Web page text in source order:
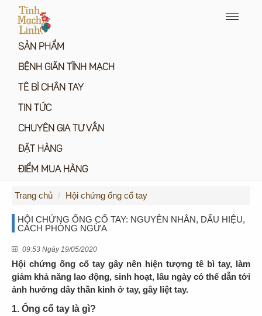
Menu
SẢN PHẨM
BỆNH GIÃN TĨNH MẠCH
TÊ BÌ CHÂN TAY
TIN TỨC
CHUYÊN GIA TƯ VẤN
ĐẶT HÀNG
ĐIỂM MUA HÀNG
Trang chủ Hội chứng ống cổ tay
HỘI CHỨNG ỐNG CỔ TAY: NGUYÊN NHÂN, DẤU HIỆU,
CÁCH PHÒNG NGỪA
09:53 Ngày 19/05/2020
Hội chứng ống cổ tay gây nên hiện tượng tê bì tay, làm
giảm khả năng lao động, sinh hoạt, lâu ngày có thể dẫn tới
ảnh hưởng dây thần kinh ở tay, gây liệt tay.
1. Ống cổ tay là gì?